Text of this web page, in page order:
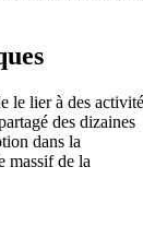
le lier à des
des dizaines
dans la
massif de la